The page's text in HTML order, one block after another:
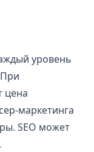
уровень
цена
маркетинга
SEO может